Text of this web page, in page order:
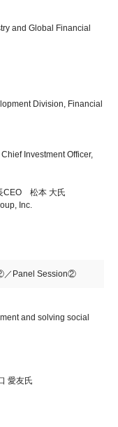
and Global Financial
Division, Financial
Investment Officer,
CEO 松本 大氏
Inc.
／Panel Session②
and solving social
愛友氏